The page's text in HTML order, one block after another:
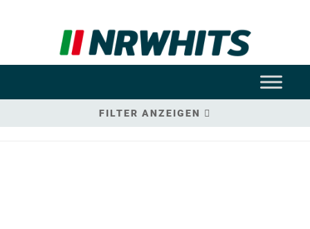
FILTER ANZEIGEN